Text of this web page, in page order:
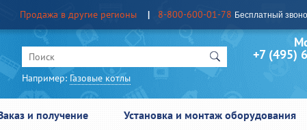
Продажа в другие регионы 8-800-600-01-78 Бесплатный
Например: Газовые котлы
+7 (495)
10:00 -
и получение Установка и монтаж оборудования